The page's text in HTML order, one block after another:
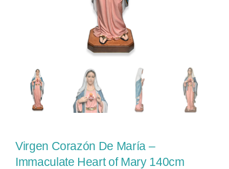
Virgen Corazón De María –
Immaculate Heart of Mary 140cm